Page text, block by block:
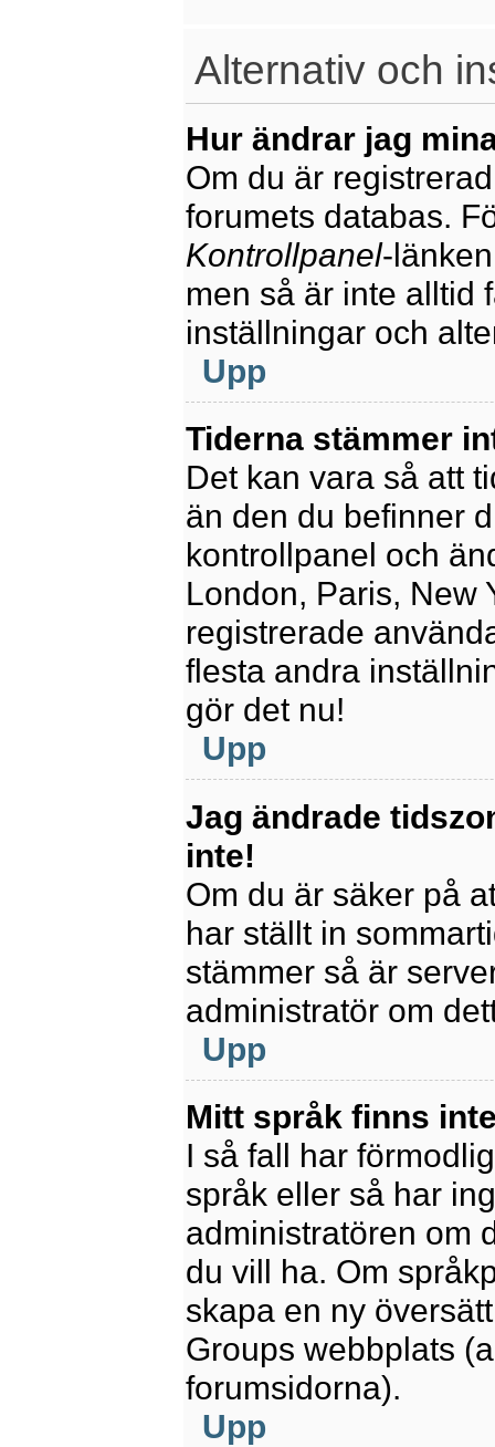
Alternativ och
Hur ändrar jag
Om du är
forumets databas.
Kontrollpanel-
men så är inte alltid
inställningar och
Upp
Tiderna stämmer
Det kan vara så att
än den du befinner
kontrollpanel och
London, Paris, New
registrerade
flesta andra
gör det nu!
Upp
Jag ändrade
inte!
Om du är säker på
har ställt in
stämmer så är
administratör om
Upp
Mitt språk finns
I så fall har
språk eller så har
administratören om
du vill ha. Om
skapa en ny
Groups webbplats
forumsidorna).
Upp